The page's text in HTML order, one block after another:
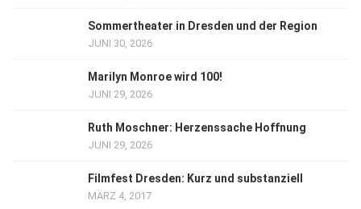
Sommertheater in Dresden und der Region
JUNI 30, 2026
Marilyn Monroe wird 100!
JUNI 29, 2026
Ruth Moschner: Herzenssache Hoffnung
JUNI 29, 2026
Filmfest Dresden: Kurz und substanziell
MÄRZ 4, 2017